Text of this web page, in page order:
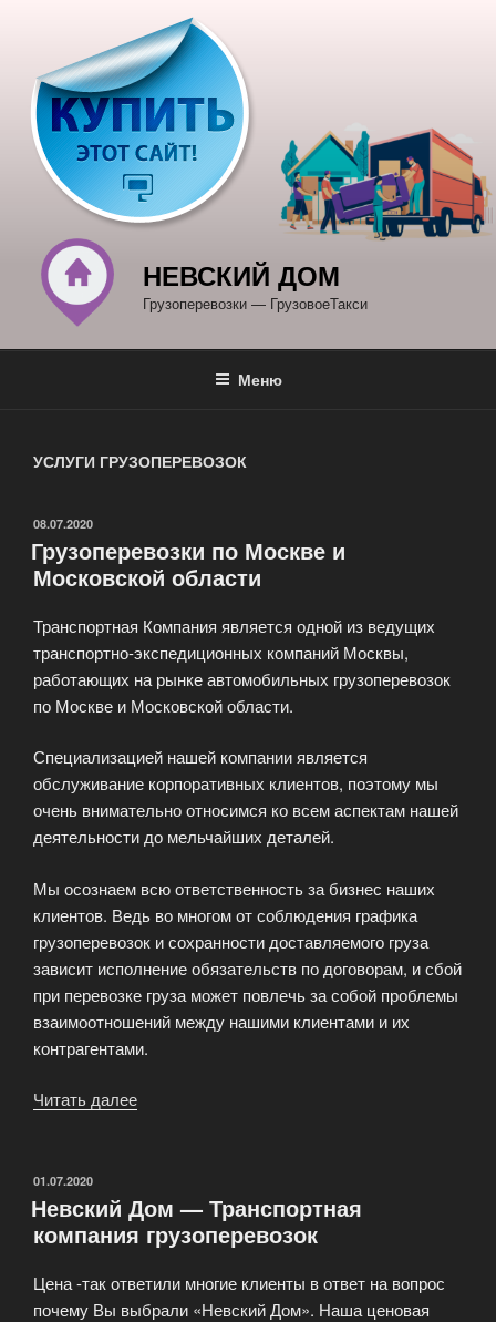
содержимому
НЕВСКИЙ ДОМ
Грузоперевозки — ГрузовоеТакси
Меню
УСЛУГИ ГРУЗОПЕРЕВОЗОК
ОПУБЛИКОВАНО
08.07.2020
Грузоперевозки по Москве и
Московской области
Транспортная Компания является одной из ведущих
транспортно-экспедиционных компаний Москвы,
работающих на рынке автомобильных грузоперевозок
по Москве и Московской области.
Специализацией нашей компании является
обслуживание корпоративных клиентов, поэтому мы
очень внимательно относимся ко всем аспектам нашей
деятельности до мельчайших деталей.
Мы осознаем всю ответственность за бизнес наших
клиентов. Ведь во многом от соблюдения графика
грузоперевозок и сохранности доставляемого груза
зависит исполнение обязательств по договорам, и сбой
при перевозке груза может повлечь за собой проблемы
взаимоотношений между нашими клиентами и их
контрагентами.
Читать далее
Московской
области»
ОПУБЛИКОВАНО
01.07.2020
Невский Дом — Транспортная
компания грузоперевозок
Цена -так ответили многие клиенты в ответ на вопрос
почему Вы выбрали «Невский Дом». Наша ценовая